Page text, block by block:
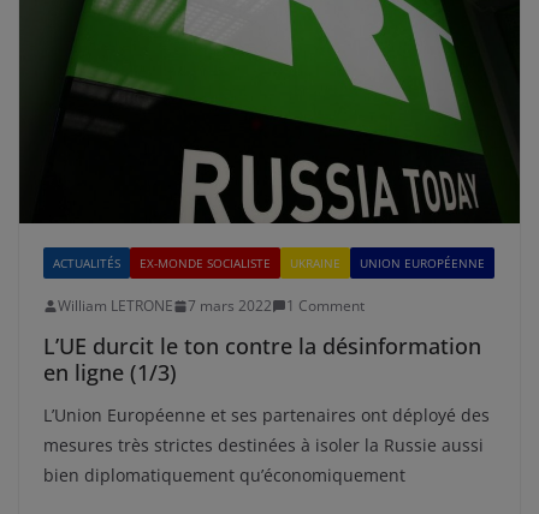
ACTUALITÉS EX-MONDE SOCIALISTE UKRAINE UNION EUROPÉENNE
William LETRONE 7 mars 2022 1 Comment
L’UE durcit le ton contre la désinformation
en ligne (1/3)
L’Union Européenne et ses partenaires ont déployé des
mesures très strictes destinées à isoler la Russie aussi
bien diplomatiquement qu’économiquement